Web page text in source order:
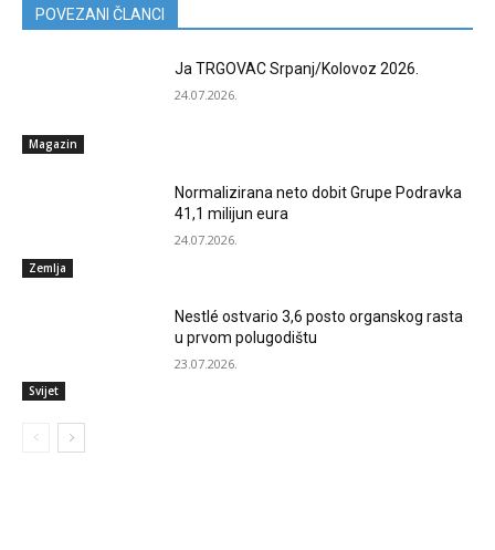
POVEZANI ČLANCI
Magazin
Ja TRGOVAC Srpanj/Kolovoz 2026.
24.07.2026.
Zemlja
Normalizirana neto dobit Grupe Podravka
41,1 milijun eura
24.07.2026.
Svijet
Nestlé ostvario 3,6 posto organskog rasta
u prvom polugodištu
23.07.2026.